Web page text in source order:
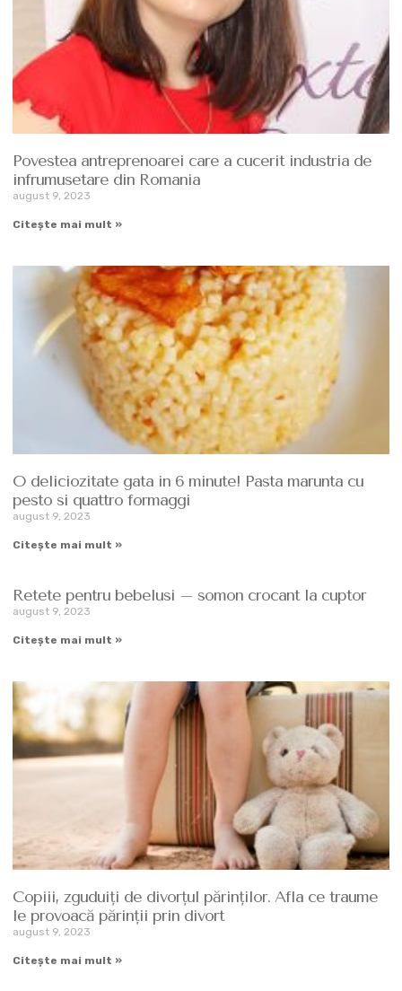
Povestea antreprenoarei care a cucerit industria de
infrumusetare din Romania
august 9, 2023
Citește mai mult »
O deliciozitate gata in 6 minute! Pasta marunta cu
pesto si quattro formaggi
august 9, 2023
Citește mai mult »
Retete pentru bebelusi – somon crocant la cuptor
august 9, 2023
Citește mai mult »
Copiii, zguduiți de divorțul părinților. Afla ce traume
le provoacă părinții prin divort
august 9, 2023
Citește mai mult »